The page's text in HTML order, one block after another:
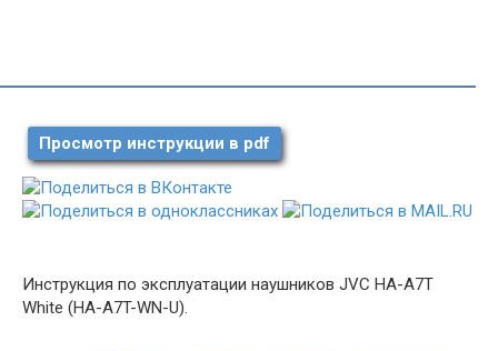
Просмотр инструкции в pdf
Инструкция по эксплуатации наушников JVC HA-A7T
White (HA-A7T-WN-U).